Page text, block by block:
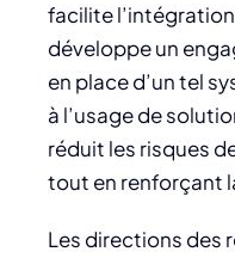
facilite
développe un
en place d’un tel
à l’usage de
réduit les risques
tout en renforçant
Les directions des